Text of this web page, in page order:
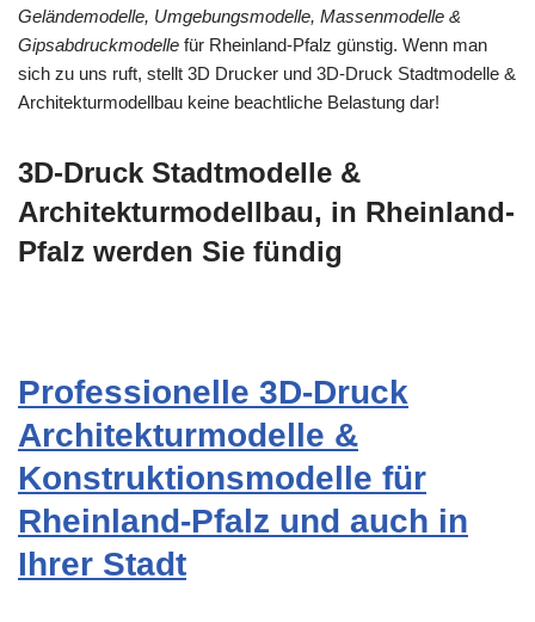
Geländemodelle, Umgebungsmodelle, Massenmodelle &
Gipsabdruckmodelle für Rheinland-Pfalz günstig. Wenn man
sich zu uns ruft, stellt 3D Drucker und 3D-Druck Stadtmodelle &
Architekturmodellbau keine beachtliche Belastung dar!
3D-Druck Stadtmodelle &
Architekturmodellbau, in Rheinland-
Pfalz werden Sie fündig
Professionelle 3D-Druck
Architekturmodelle &
Konstruktionsmodelle für
Rheinland-Pfalz und auch in
Ihrer Stadt